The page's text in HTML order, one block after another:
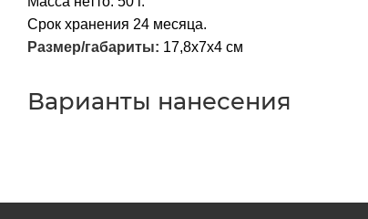
Срок хранения 24 месяца.
Размер/габариты: 17,8x7x4 см
Варианты нанесения